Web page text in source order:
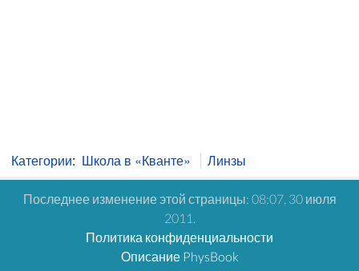
Категории: Школа в «Кванте» Линзы
Последнее изменение этой страницы: 08:07, 30 июля
2011.
Политика конфиденциальности
Описание PhysBook